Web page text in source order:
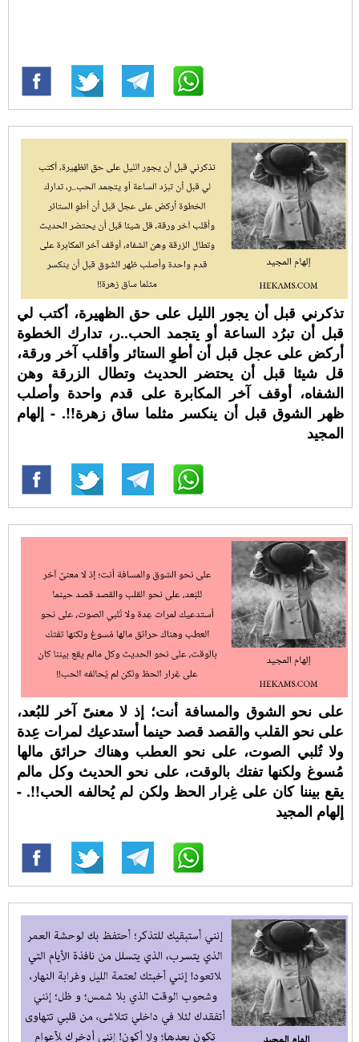
تذكرني قبل أن يجور الليل على حق الظهيرة، أكتب لي
قبل أن تبرُد الساعة أو يتجمد الحب..ر، تدارك الخطوة
أركض على عجل قبل أن أطوِ الستائر وأقلب آخر ورقة،
قل شيئا قبل أن يحتضر الحديث وتطال الزرقة وهن
الشفاه، أوقف آخر المكابرة على قدم واحدة وأصلب
ظهر الشوق قبل أن ينكسر مثلما ساق زهرة!!. - إلهام
المجيد
على نحو الشوق والمسافة أنت؛ إذ لا معنىً آخر للبُعد،
على نحو القلب والقصد قصد حينما أستدعيك لمرات عِدة
ولا تُلبي الصوت، على نحو العطب وهناك حرائق مالها
مُسوغ ولكنها تفتك بالوقت، على نحو الحديث وكل مالم
يقع بيننا كان على غِرار الحظ ولكن لم يُحالفه الحب!!. -
إلهام المجيد